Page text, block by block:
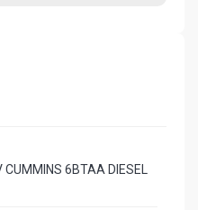
6BTAA DIESEL